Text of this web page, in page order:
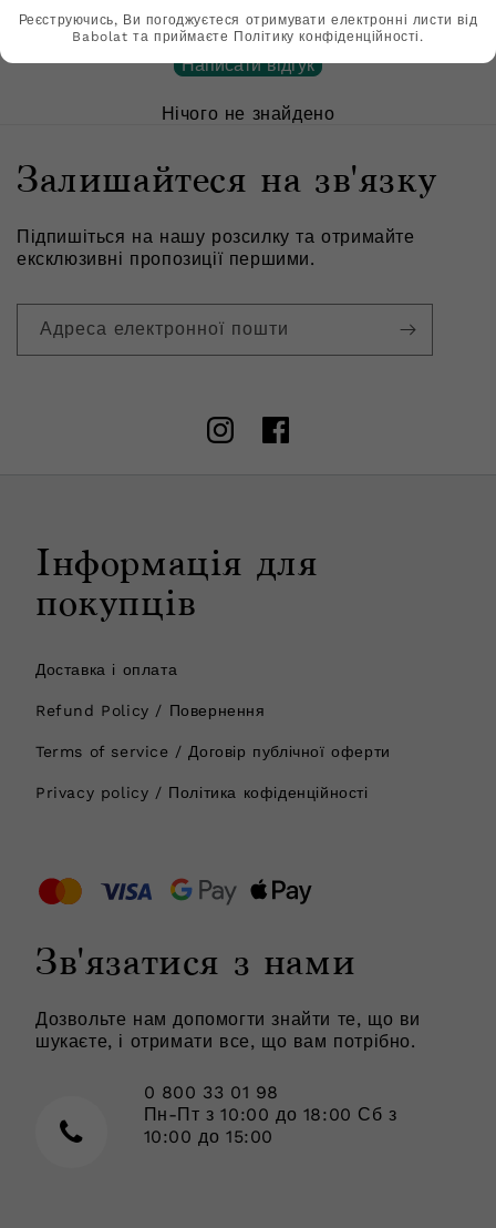
Будьте першим, хто напише відгук
Написати відгук
Нічого не знайдено
Залишайтеся на зв'язку
Підпишіться на нашу розсилку та отримайте
ексклюзивні пропозиції першими.
Адреса електронної пошти
InstagramFacebook
Інформація для
покупців
Доставка і оплата
Refund Policy / Повернення
Terms of service / Договір публічної оферти
Privacy policy / Політика кофіденційності
Зв'язатися з нами
Дозвольте нам допомогти знайти те, що ви
шукаєте, і отримати все, що вам потрібно.
0 800 33 01 98
Пн-Пт з 10:00 до 18:00 Сб з
10:00 до 15:00
Реєструючись, Ви погоджуєтеся отримувати електронні листи від
Babolat та приймаєте Політику конфіденційності.